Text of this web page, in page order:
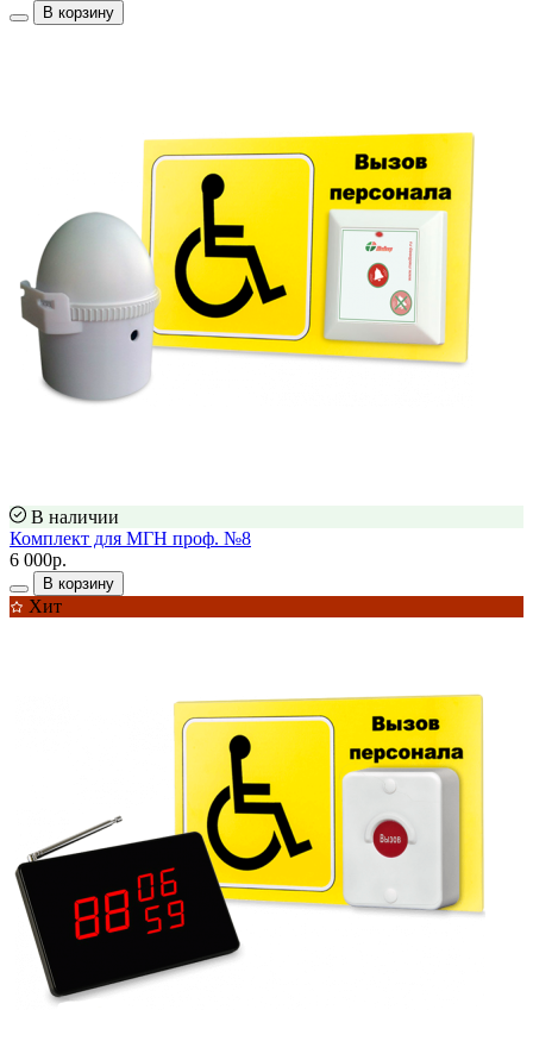
В корзину
В наличии
Комплект для МГН проф. №8
6 000р.
В корзину
Хит